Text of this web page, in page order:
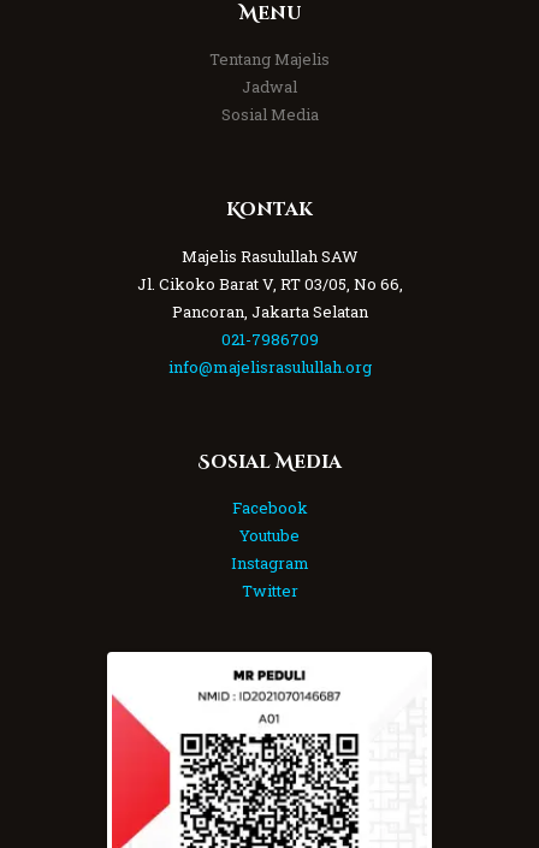
Menu
Tentang Majelis
Jadwal
Sosial Media
Kontak
Majelis Rasulullah SAW
Jl. Cikoko Barat V, RT 03/05, No 66,
Pancoran, Jakarta Selatan
021-7986709
info@majelisrasulullah.org
Sosial Media
Facebook
Youtube
Instagram
Twitter